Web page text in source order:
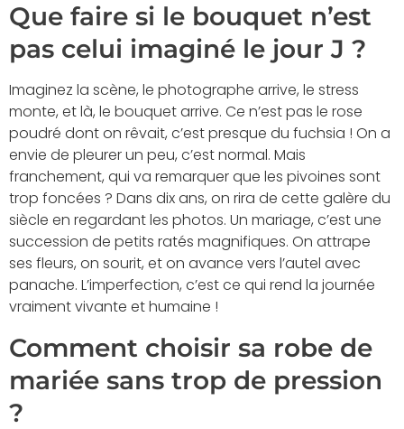
Que faire si le bouquet n’est
pas celui imaginé le jour J ?
Imaginez la scène, le photographe arrive, le stress
monte, et là, le bouquet arrive. Ce n’est pas le rose
poudré dont on rêvait, c’est presque du fuchsia ! On a
envie de pleurer un peu, c’est normal. Mais
franchement, qui va remarquer que les pivoines sont
trop foncées ? Dans dix ans, on rira de cette galère du
siècle en regardant les photos. Un mariage, c’est une
succession de petits ratés magnifiques. On attrape
ses fleurs, on sourit, et on avance vers l’autel avec
panache. L’imperfection, c’est ce qui rend la journée
vraiment vivante et humaine !
Comment choisir sa robe de
mariée sans trop de pression
?